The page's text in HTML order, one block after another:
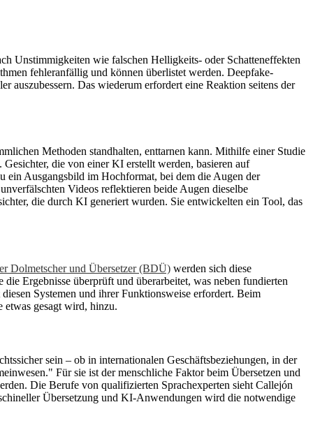
Unstimmigkeiten wie falschen Helligkeits- oder Schatteneffekten
fehleranfällig und können überlistet werden. Deepfake-
auszubessern. Das wiederum erfordert eine Reaktion seitens der
Methoden standhalten, enttarnen kann. Mithilfe einer Studie
. Gesichter, die von einer KI erstellt werden, basieren auf
ein Ausgangsbild im Hochformat, bei dem die Augen der
Videos reflektieren beide Augen dieselbe
die durch KI generiert wurden. Sie entwickelten ein Tool, das
Dolmetscher und Übersetzer (BDÜ) werden sich diese
Ergebnisse überprüft und überarbeitet, was neben fundierten
Systemen und ihrer Funktionsweise erfordert. Beim
gesagt wird, hinzu.
sein – ob in internationalen Geschäftsbeziehungen, in der
Für sie ist der menschliche Faktor beim Übersetzen und
Die Berufe von qualifizierten Sprachexperten sieht Callejón
Übersetzung und KI-Anwendungen wird die notwendige